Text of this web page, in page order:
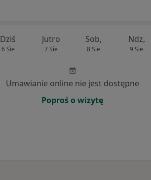
Dziś
6 Sie
Jutro
7 Sie
Sob,
8 Sie
Ndz,
9 Sie
Umawianie online nie jest dostępne
Poproś o wizytę